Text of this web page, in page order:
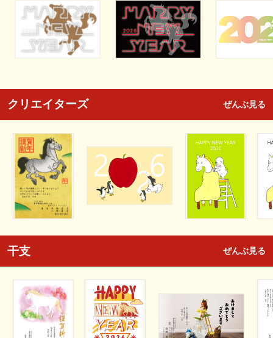
クリエイターズ ぜんぶ見る
干支 ぜんぶ見る